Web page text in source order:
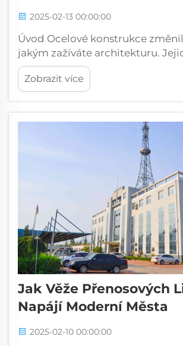
2025-02-13 00:00:00
Úvod Ocelové konstrukce
jakým zažíváte architekturu.
bezkonkurenční síla umožňuje
budovy a otevřené prostory.
používají ocel k vytváření
profitujete z jejich udržitel...
Zobrazit více
Jak Věže Přenosových
Napájí Moderní Města
2025-02-10 00:00:00